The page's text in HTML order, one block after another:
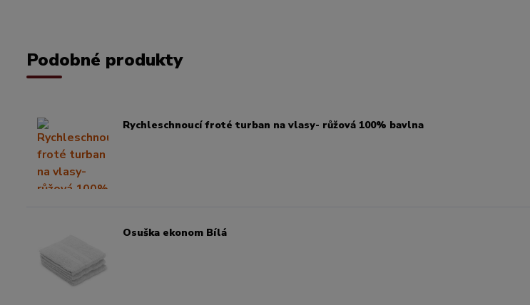
Podobné produkty
Rychleschnoucí froté turban na vlasy- růžová 100% bavlna
Osuška ekonom Bílá